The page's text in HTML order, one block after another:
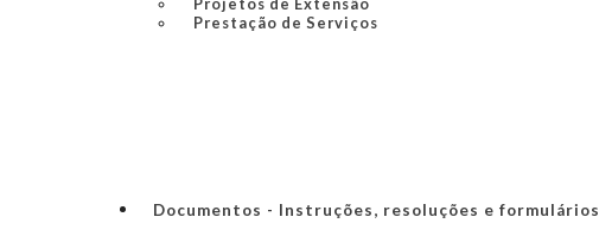
Prestação de Serviços
Documentos - Instruções, resoluções e formulários